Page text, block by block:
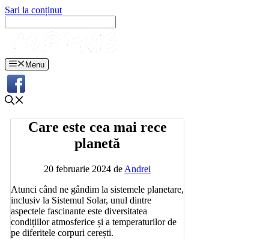
Sari la conținut
Menu
Care este cea mai rece
planetă
20 februarie 2024 de Andrei
Atunci când ne gândim la sistemele planetare,
inclusiv la Sistemul Solar, unul dintre
aspectele fascinante este diversitatea
condițiilor atmosferice și a temperaturilor de
pe diferitele corpuri cerești.